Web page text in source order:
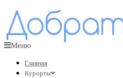
Меню
Главная
Курорты